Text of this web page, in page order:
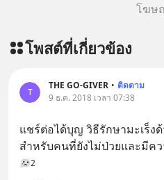
โฆษ
โพสต์ที่เกี่ยวข้อง
T
THE GO-GIVER • ติดตาม
9 ธ.ค. 2018 เวลา 07:38
แชร์ต่อได้บุญ วิธีรักษามะเร็ง
สำหรับคนที่ยังไม่ป่วยและมีคว
2